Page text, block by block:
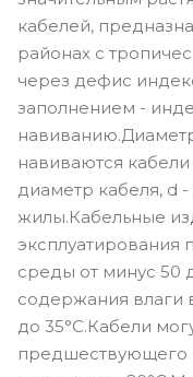
кабелей,
районах с
через дефис
заполнением -
навиваются
диаметр кабеля, d
жилы.Кабельные
среды от минус 50
содержания влаги
до 35°С.Кабели
предшествующего